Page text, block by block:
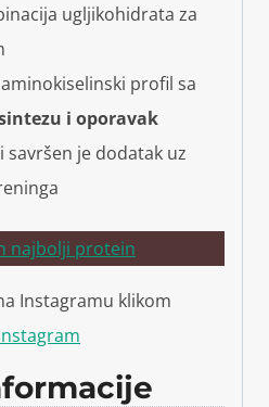
ugljikohidrata za
profil sa
i oporavak
savršen je dodatak uz
Instagramu klikom